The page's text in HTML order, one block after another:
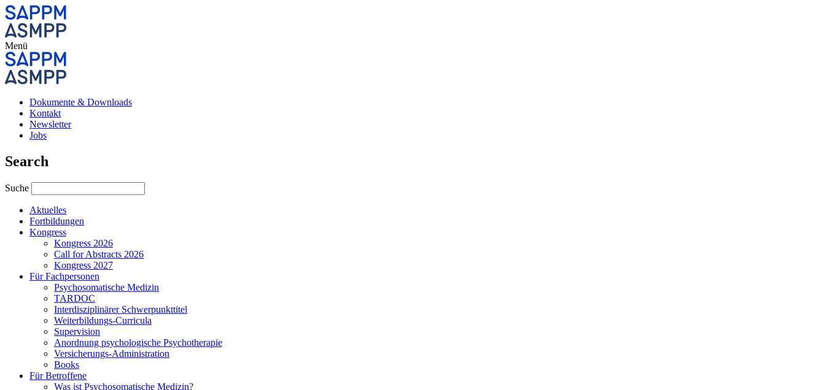
Menü
Dokumente & Downloads
Kontakt
Newsletter
Jobs
Search
Suche
Aktuelles
Fortbildungen
Kongress
Kongress 2026
Call for Abstracts 2026
Kongress 2027
Für Fachpersonen
Psychosomatische Medizin
TARDOC
Interdisziplinärer Schwerpunkttitel
Weiterbildungs-Curricula
Supervision
Anordnung psychologische Psychotherapie
Versicherungs-Administration
Books
Für Betroffene
Was ist Psychosomatische Medizin?